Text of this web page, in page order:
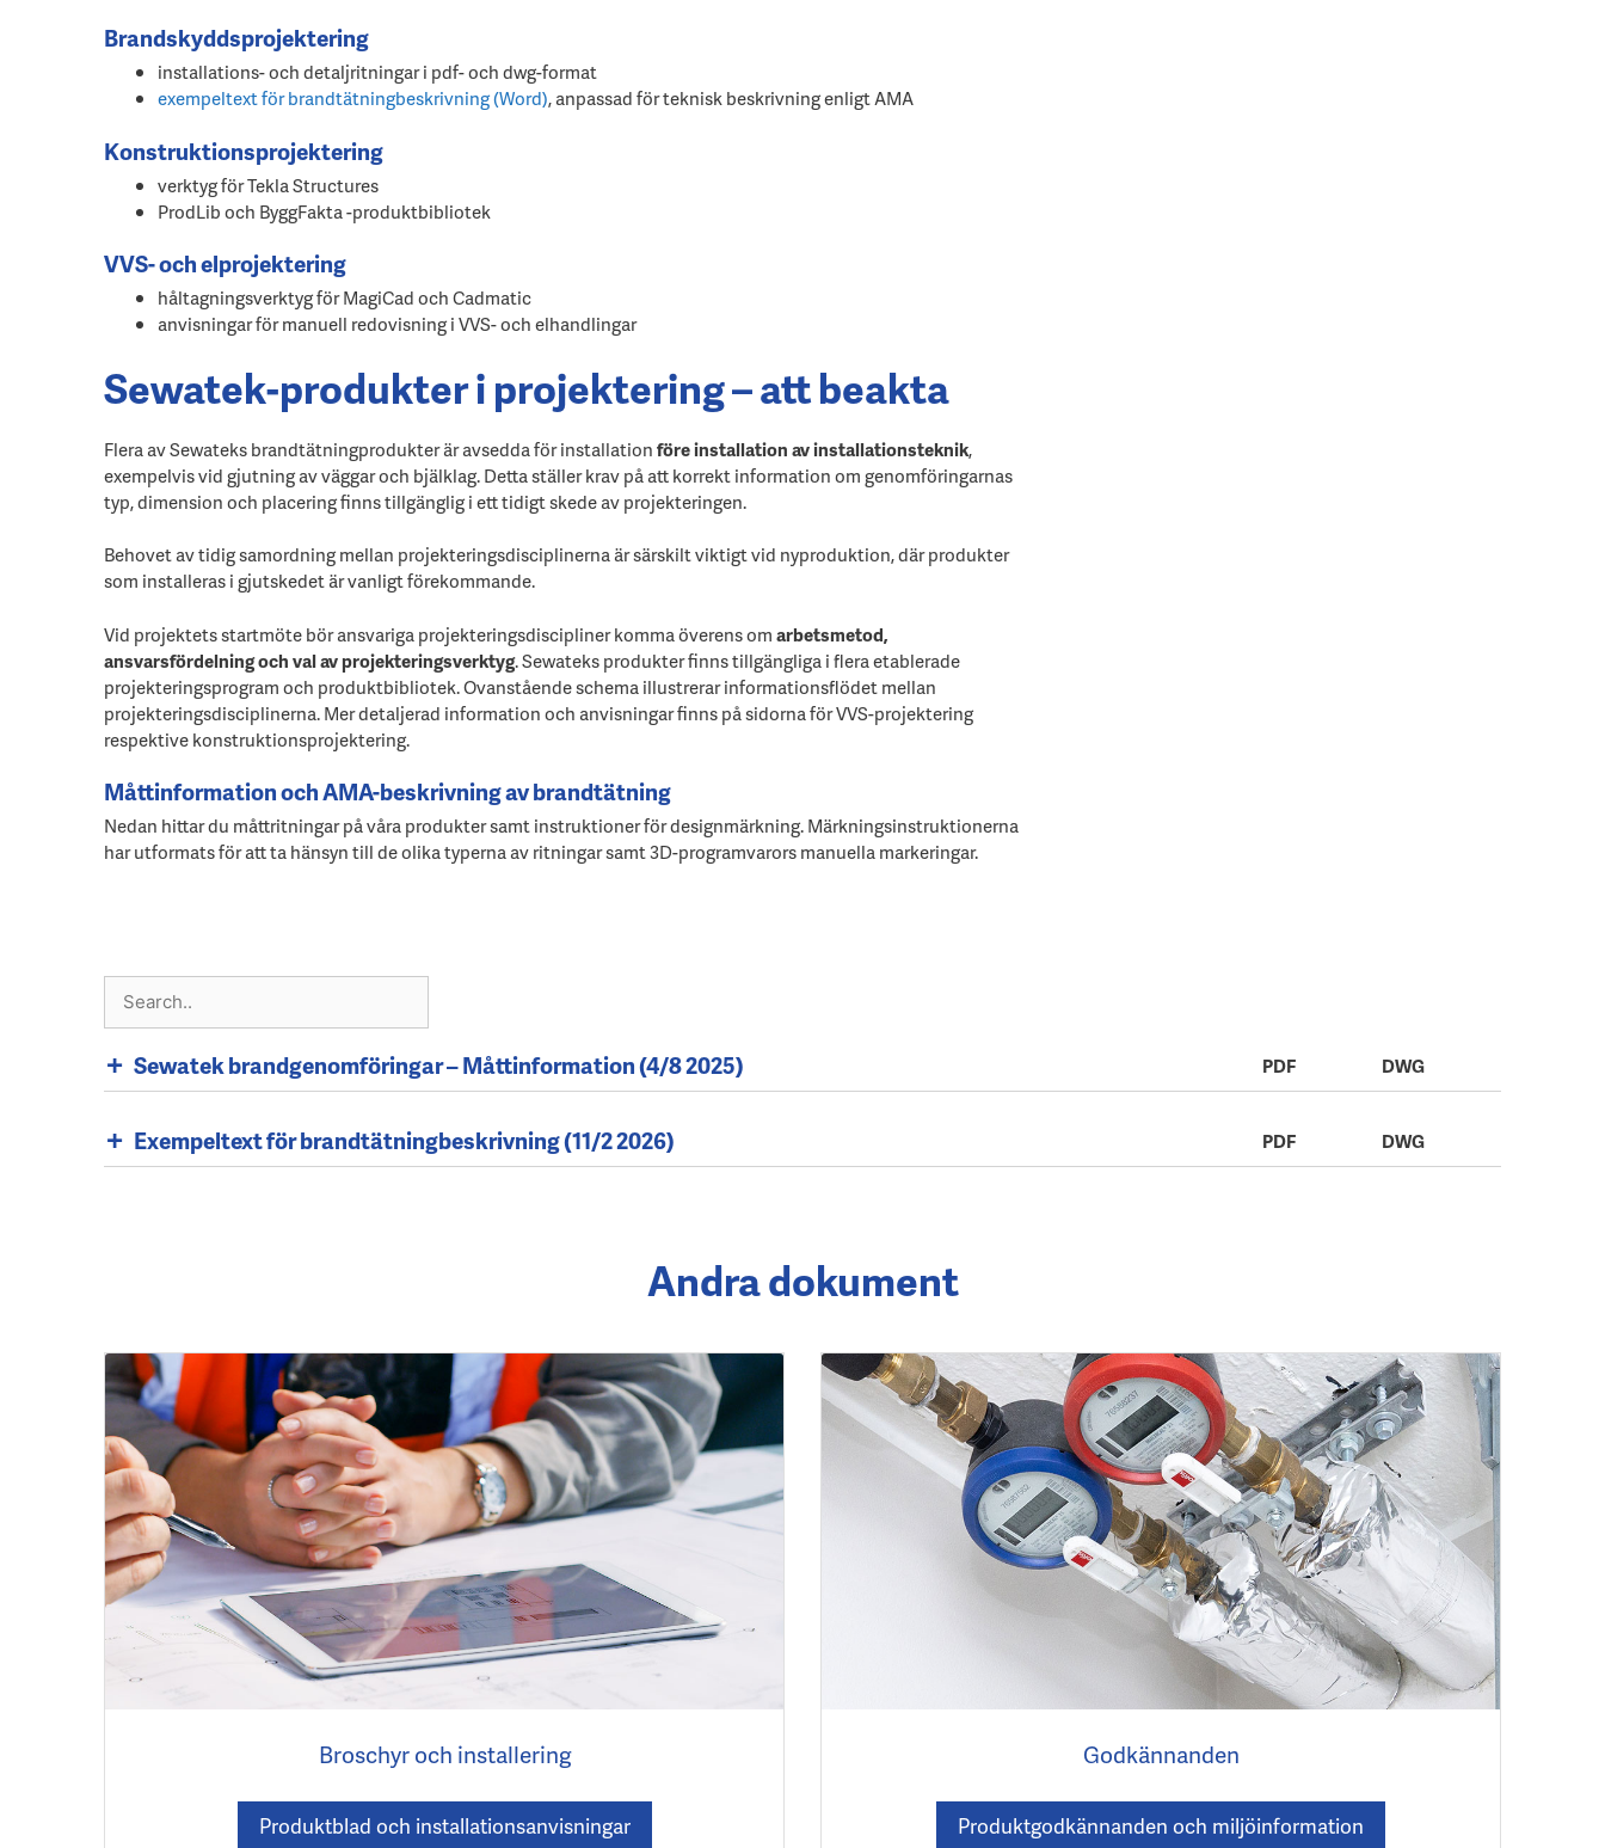
Brandskyddsprojektering
installations- och detaljritningar i pdf- och dwg-format
exempeltext för brandtätningbeskrivning (Word), anpassad för teknisk beskrivning enligt AMA
Konstruktionsprojektering
verktyg för Tekla Structures
ProdLib och ByggFakta -produktbibliotek
VVS- och elprojektering
håltagningsverktyg för MagiCad och Cadmatic
anvisningar för manuell redovisning i VVS- och elhandlingar
Sewatek-produkter i projektering – att beakta
Flera av Sewateks brandtätningprodukter är avsedda för installationföre installation av installationsteknik,
exempelvis vid gjutning av väggar och bjälklag. Detta ställer krav på att korrekt information om genomföringarnas
typ, dimension och placering finns tillgänglig i ett tidigt skede av projekteringen.
Behovet av tidig samordning mellan projekteringsdisciplinerna är särskilt viktigt vid nyproduktion, där produkter
som installeras i gjutskedet är vanligt förekommande.
Vid projektets startmöte bör ansvariga projekteringsdiscipliner komma överens omarbetsmetod,
ansvarsfördelning och val av projekteringsverktyg. Sewateks produkter finns tillgängliga i flera etablerade
projekteringsprogram och produktbibliotek. Ovanstående schema illustrerar informationsflödet mellan
projekteringsdisciplinerna. Mer detaljerad information och anvisningar finns på sidorna för VVS-projektering
respektive konstruktionsprojektering.
Måttinformation och AMA-beskrivning av brandtätning
Nedan hittar du måttritningar på våra produkter samt instruktioner för designmärkning. Märkningsinstruktionerna
har utformats för att ta hänsyn till de olika typerna av ritningar samt 3D-programvarors manuella markeringar.
Sewatek brandgenomföringar – Måttinformation (4/8 2025) PDF DWG
Exempeltext för brandtätningbeskrivning (11/2 2026) PDF DWG
Andra dokument
Broschyr och installering
Produktblad och installationsanvisningar
Godkännanden
Produktgodkännanden och miljöinformation